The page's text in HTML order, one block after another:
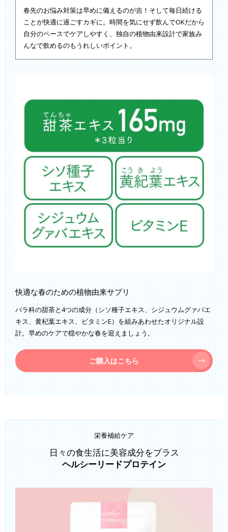
春先のお悩み対策は早めに備えるのが吉！そして毎日続ける
ことが快適に過ごすカギに。時間を気にせず飲んでOKだから
自分のペースでケアしやすく、独自の植物由来設計で家族み
んなで飲めるのもうれしいポイント。
快適な春のための植物由来サプリ
バラ科の甜茶と4つの成分（シソ種子エキス、シジュウムグァバエ
キス、黄杞葉エキス、ビタミンE）を組みあわせたオリジナル設
計。早めのケアで穏やかな春を迎えましょう。
ご購入はこちら
栄養補給ケア
日々の食生活に美容成分をプラス
ヘルシーリードプロテイン